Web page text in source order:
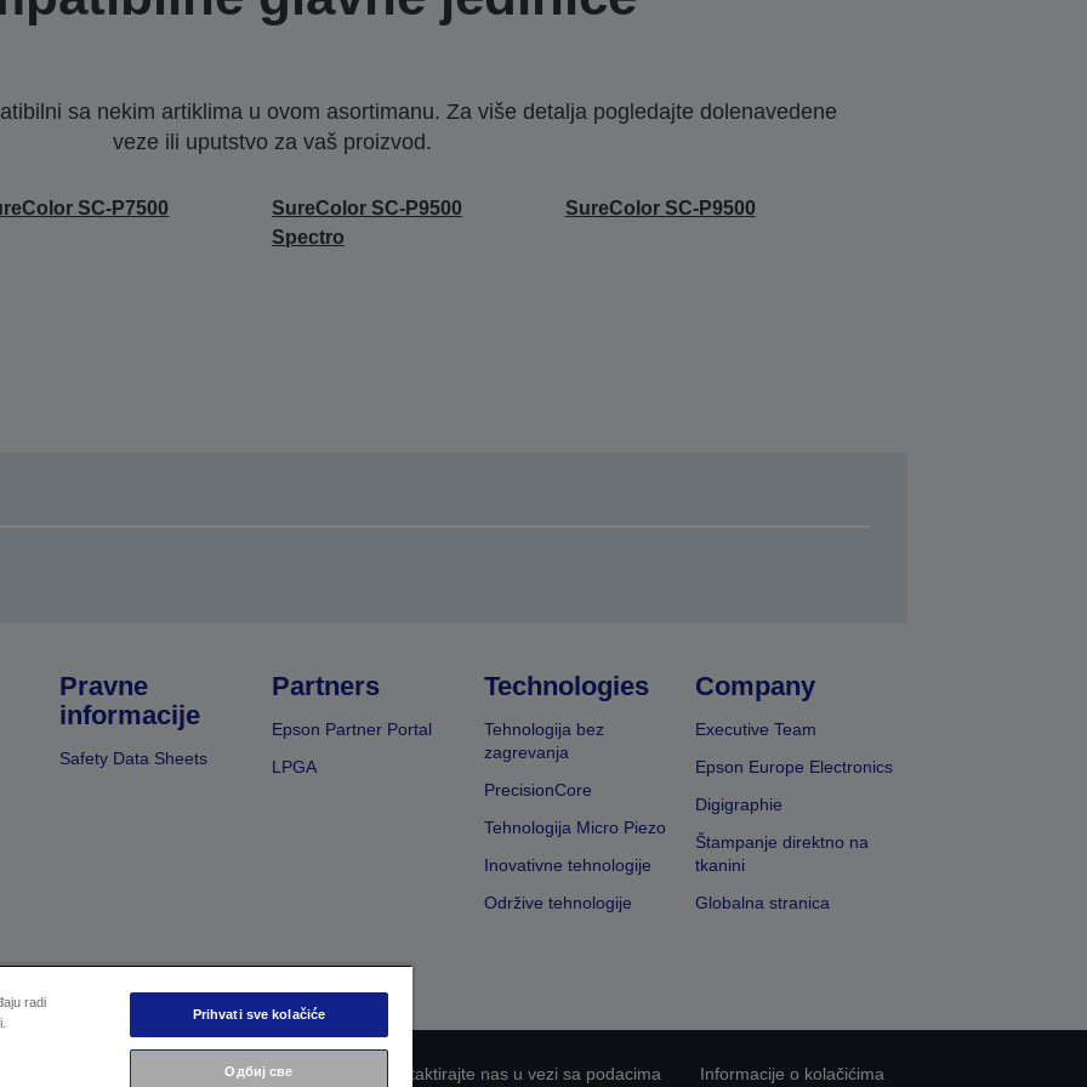
sa nekim artiklima u ovom asortimanu. Za više detalja pogledajte dolenavedene
veze ili uputstvo za vaš proizvod.
SC-P7500
SureColor SC-P9500
Spectro
SureColor SC-P9500
Pravne
informacije
Safety Data Sheets
Partners
Epson Partner Portal
LPGA
Technologies
Tehnologija bez
zagrevanja
PrecisionCore
Tehnologija Micro Piezo
Inovativne tehnologije
Održive tehnologije
Company
Executive Team
Epson Europe Electronics
Digigraphie
Štampanje direktno na
tkanini
Globalna stranica
EU Data Act Compliance Kontaktirajte nas u vezi sa podacima Informacije o kolačićima
radi
Prihvati sve kolačiće
Одбиј све